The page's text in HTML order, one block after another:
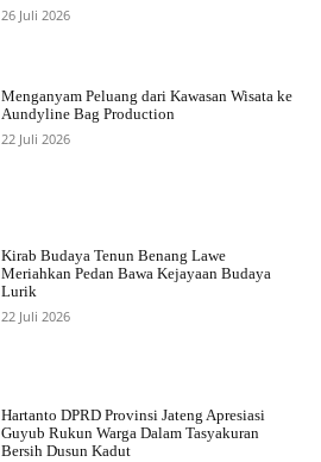
26 Juli 2026
Menganyam Peluang dari Kawasan Wisata ke
Aundyline Bag Production
22 Juli 2026
Kirab Budaya Tenun Benang Lawe
Meriahkan Pedan Bawa Kejayaan Budaya
Lurik
22 Juli 2026
Hartanto DPRD Provinsi Jateng Apresiasi
Guyub Rukun Warga Dalam Tasyakuran
Bersih Dusun Kadut